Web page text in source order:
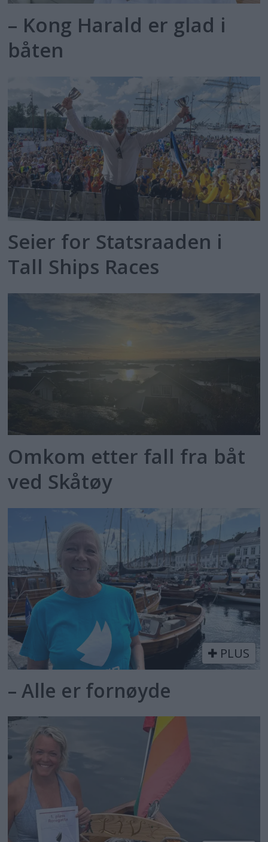
– Kong Harald er glad i
båten
Seier for Statsraaden i
Tall Ships Races
Omkom etter fall fra båt
ved Skåtøy
PLUS
– Alle er fornøyde